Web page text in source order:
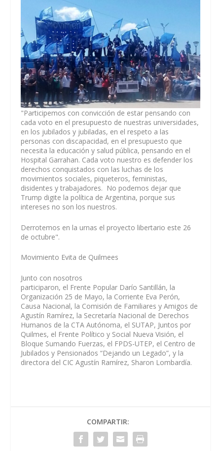
"Participemos con convicción de estar pensando con
cada voto en el presupuesto de nuestras universidades,
en los jubilados y jubiladas, en el respeto a las
personas con discapacidad, en el presupuesto que
necesita la educación y salud pública, pensando en el
Hospital Garrahan. Cada voto nuestro es defender los
derechos conquistados con las luchas de los
movimientos sociales, piqueteros, feministas,
disidentes y trabajadores. No podemos dejar que
Trump digite la política de Argentina, porque sus
intereses no son los nuestros.
Derrotemos en la urnas el proyecto libertario este 26
de octubre".
Movimiento Evita de Quilmees
Junto con nosotros
participaron, el Frente Popular Darío Santillán, la
Organización 25 de Mayo, la Corriente Eva Perón,
Causa Nacional, la Comisión de Familiares y Amigos de
Agustín Ramírez, la Secretaría Nacional de Derechos
Humanos de la CTA Autónoma, el SUTAP, Juntos por
Quilmes, el Frente Político y Social Nueva Visión, el
Bloque Sumando Fuerzas, el FPDS-UTEP, el Centro de
Jubilados y Pensionados “Dejando un Legado”, y la
directora del CIC Agustín Ramírez, Sharon Lombardía.
COMPARTIR: